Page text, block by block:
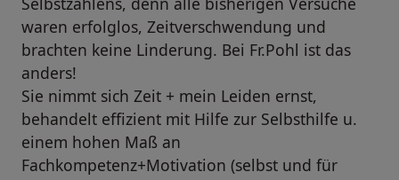
waren erfolglos, Zeitverschwendung und
brachten keine Linderung. Bei Fr.Pohl ist das
anders!
Sie nimmt sich Zeit + mein Leiden ernst,
behandelt effizient mit Hilfe zur Selbsthilfe u.
einem hohen Maß an
Fachkompetenz+Motivation (selbst und für